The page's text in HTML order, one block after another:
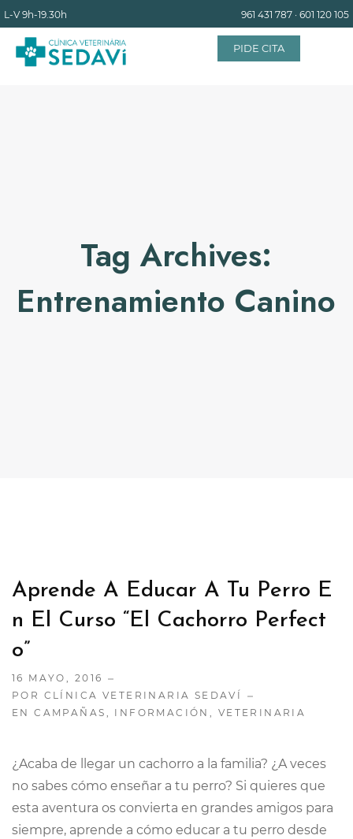
L-V9h-19.30h 961 431 787 · 601 120 105
PIDE CITA
INSTALACIONES
Tag Archives:
Entrenamiento Canino
Aprende A Educar A Tu Perro E
N El Curso “El Cachorro Perfect
O”
16 MAYO, 2016
POR CLÍNICA VETERINARIA SEDAVÍ
ENCAMPAÑAS , INFORMACIÓN , VETERINARIA
¿Acaba de llegar un cachorro a la familia? ¿A veces
no sabes cómo enseñar a tu perro? Si quieres que
esta aventura os convierta en grandes amigos para
siempre, aprende a cómo educar a tu perro desde